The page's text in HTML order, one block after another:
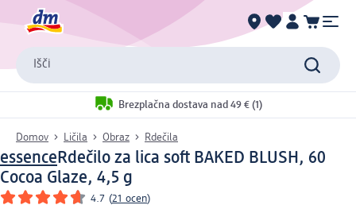
Išči
Brezplačna dostava nad 49 € (1)
Domov Ličila Obraz Rdečila
essenceRdečilo za lica soft BAKED BLUSH, 60
Cocoa Glaze, 4,5 g
4.7 (21 ocen)